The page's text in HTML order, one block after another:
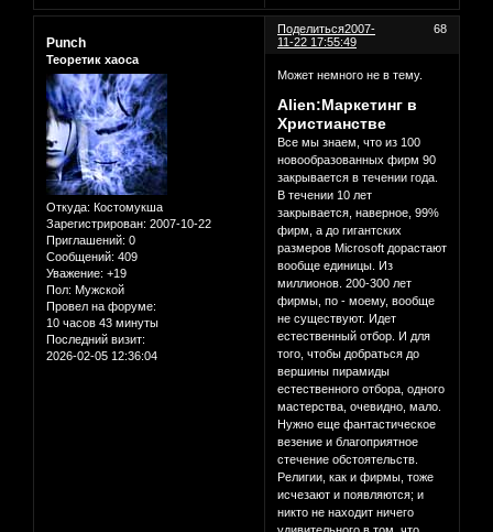
Поделиться 68
2007-
11-22 17:55:49
Punch
Теоретик хаоса
Откуда: Костомукша
Зарегистрирован: 2007-10-22
Приглашений: 0
Сообщений: 409
Уважение: +19
Пол: Мужской
Провел на форуме:
10 часов 43 минуты
Последний визит:
2026-02-05 12:36:04
Может немного не в тему.
Alien:Маркетинг в
Христианстве
Все мы знаем, что из 100
новообразованных фирм 90
закрывается в течении года.
В течении 10 лет
закрывается, наверное, 99%
фирм, а до гигантских
размеров Microsoft дорастают
вообще единицы. Из
миллионов. 200-300 лет
фирмы, по - моему, вообще
не существуют. Идет
естественный отбор. И для
того, чтобы добраться до
вершины пирамиды
естественного отбора, одного
мастерства, очевидно, мало.
Нужно еще фантастическое
везение и благоприятное
стечение обстоятельств.
Религии, как и фирмы, тоже
исчезают и появляются; и
никто не находит ничего